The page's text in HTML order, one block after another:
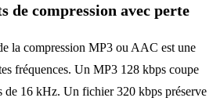
de compression avec perte
la compression MP3 ou AAC est une
fréquences. Un MP3 128 kbps coupe
de 16 kHz. Un fichier 320 kbps préserve